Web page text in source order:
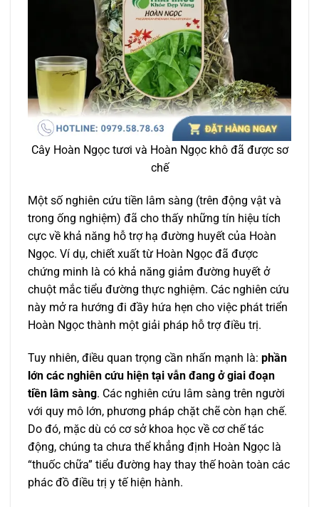
Cây Hoàn Ngọc tươi và Hoàn Ngọc khô đã được sơ
chế
Một số nghiên cứu tiền lâm sàng (trên động vật và
trong ống nghiệm) đã cho thấy những tín hiệu tích
cực về khả năng hỗ trợ hạ đường huyết của Hoàn
Ngọc. Ví dụ, chiết xuất từ Hoàn Ngọc đã được
chứng minh là có khả năng giảm đường huyết ở
chuột mắc tiểu đường thực nghiệm. Các nghiên cứu
này mở ra hướng đi đầy hứa hẹn cho việc phát triển
Hoàn Ngọc thành một giải pháp hỗ trợ điều trị.
Tuy nhiên, điều quan trọng cần nhấn mạnh là: phần
lớn các nghiên cứu hiện tại vẫn đang ở giai đoạn
tiền lâm sàng. Các nghiên cứu lâm sàng trên người
với quy mô lớn, phương pháp chặt chẽ còn hạn chế.
Do đó, mặc dù có cơ sở khoa học về cơ chế tác
động, chúng ta chưa thể khẳng định Hoàn Ngọc là
“thuốc chữa” tiểu đường hay thay thế hoàn toàn các
phác đồ điều trị y tế hiện hành.